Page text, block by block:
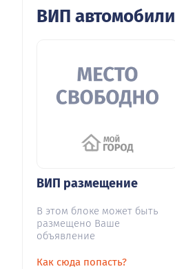
ВИП автомобили
ВИП размещение
В этом блоке может быть
размещено Ваше
объявление
Как сюда попасть?